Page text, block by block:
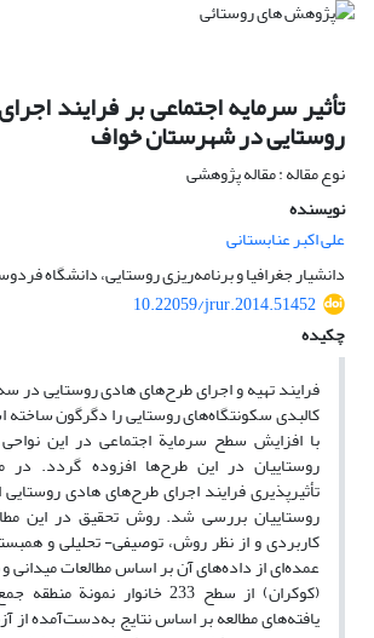
تأثیر سرمایه اجتماعی بر فرایند
روستایی در شهرستان خواف
نوع مقاله : مقاله پژوهشی
نویسنده
علی اکبر عنابستانی
دانشیار جغرافیا و برنامه‌ریزی روستایی، دانشگاه
10.22059/jrur.2014.51452
چکیده
فرایند تهیه و اجرای طرح‌های هادی روستایی در
کالبدی سکونتگاه‌های روستایی را دگرگون ساخته
با افزایش سطح سرمایة اجتماعی در این
روستاییان در این طرح‌ها افزوده گردد. در
تأثیرپذیری فرایند اجرای طرح‌های هادی
روستاییان بررسی شد. روش تحقیق در این
کاربردی و از نظر روش، توصیفی- تحلیلی و
عمده‌ای از داده‌های آن بر اساس مطالعات میدانی
(کوکران) از سطح 233 خانوار
یافته‌های مطالعه بر اساس نتایج به‌دست‌آمده